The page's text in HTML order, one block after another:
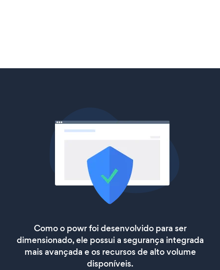
Como o powr foi desenvolvido para ser
dimensionado, ele possui a segurança integrada
mais avançada e os recursos de alto volume
disponíveis.